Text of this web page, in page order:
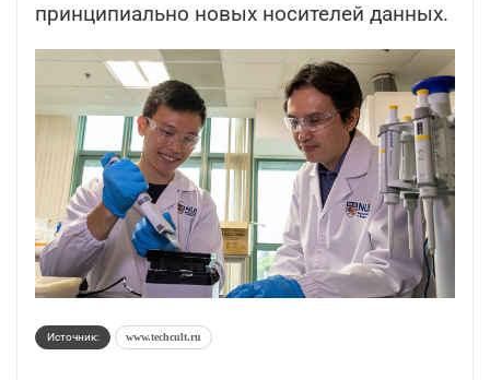
принципиально новых носителей данных.
Источник: www.techcult.ru